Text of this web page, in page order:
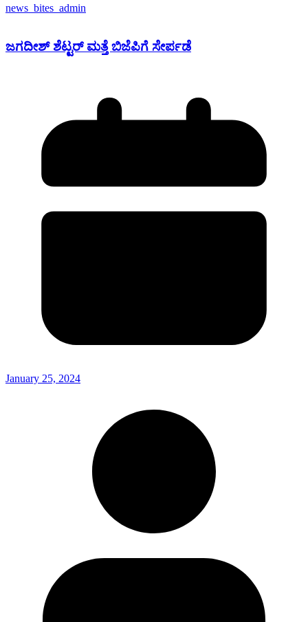
news_bites_admin
ಜಗದೀಶ್ ಶೆಟ್ಟರ್ ಮತ್ತೆ ಬಿಜೆಪಿಗೆ ಸೇರ್ಪಡೆ
January 25, 2024